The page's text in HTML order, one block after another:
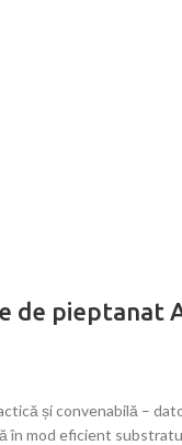
de pieptanat
și convenabilă –
în mod eficient